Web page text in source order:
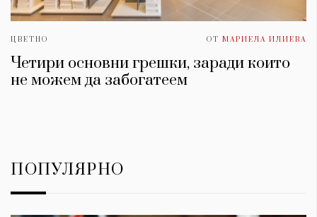
ЦВЕТНО ОТ МАРИЕЛА ИЛИЕВА
Четири основни грешки, заради които
не можем да забогатеем
ПОПУЛЯРНО